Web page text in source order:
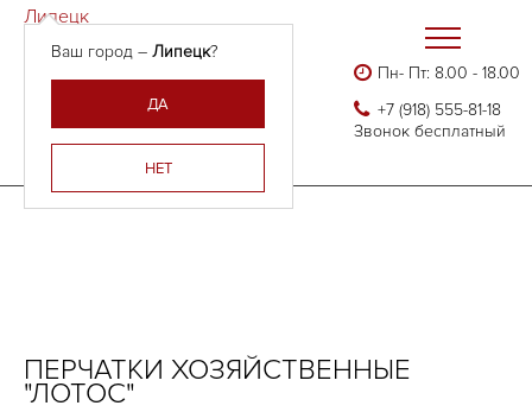
Липецк
Ваш город –Липецк?
ДА
НЕТ
Армения, Молдавия,
Пн- Пт: 8.00 - 18.00
+7 (918) 555-81-18
Звонок бесплатный
Каталог
Нитриловые, виниловые и латексные перчатки
Перчатки хозяйственные "ЛОТОС"
ПЕРЧАТКИ ХОЗЯЙСТВЕННЫЕ
"ЛОТОС"